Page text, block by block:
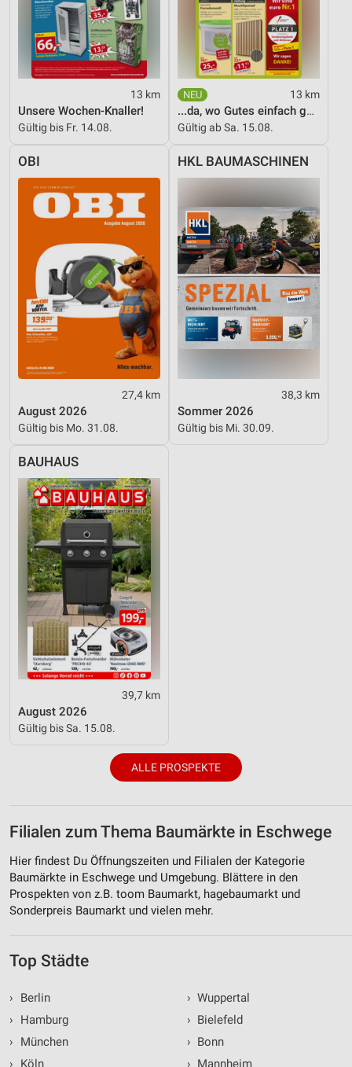
13 km
Unsere Wochen-Knaller!
Gültig bis Fr. 14.08.
13 km
...da, wo Gutes einfach günstiger ist!
Gültig ab Sa. 15.08.
OBI
27,4 km
August 2026
Gültig bis Mo. 31.08.
HKL BAUMASCHINEN
38,3 km
Sommer 2026
Gültig bis Mi. 30.09.
BAUHAUS
39,7 km
August 2026
Gültig bis Sa. 15.08.
ALLE PROSPEKTE
Filialen zum Thema Baumärkte in Eschwege
Hier findest Du Öffnungszeiten und Filialen der Kategorie
Baumärkte in Eschwege und Umgebung. Blättere in den
Prospekten von z.B. toom Baumarkt, hagebaumarkt und
Sonderpreis Baumarkt und vielen mehr.
Top Städte
›
Berlin
›
Hamburg
›
München
› Wuppertal
› Bielefeld
› Bonn